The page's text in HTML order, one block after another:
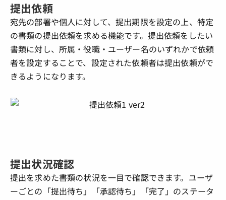
提出依頼
宛先の部署や個人に対して、提出期限を設定の上、特定
の書類の提出依頼を求める機能です。 提出依頼をしたい
書類に対し、所属・役職・ユーザー名のいずれかで依頼
者を設定することで、設定された依頼者は提出依頼がで
きるようになります。
提出状況確認
提出を求めた書類の状況を一目で確認できます。ユーザ
ーごとの「提出待ち」「承認待ち」「完了」のステータ